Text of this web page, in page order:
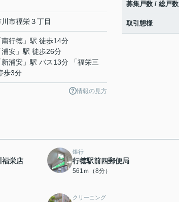
川市福栄３丁目
南行徳 」駅 徒歩14分
浦安 」駅 徒歩26分
新浦安 」駅 バス13分 「福栄三
歩3分
情報の見方
募集戸数 / 総戸数
取引態様
福栄店
銀行
行徳駅前四郵便局
561ｍ（8分）
クリーニング